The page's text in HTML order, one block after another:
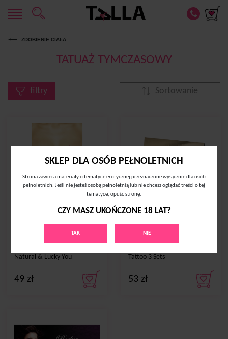
ZDOBIENIE CIAŁA
TATUAŻ TYMCZASOWY
filtry Sortowanie
Natural & Lucky You
49 zł
Tattoo 3 Sets
53 zł
SKLEP DLA OSÓB PEŁNOLETNICH
Strona zawiera materiały o tematyce erotycznej przeznaczone wyłącznie dla osób
pełnoletnich. Jeśli nie jesteś osobą pełnoletnią lub nie chcesz oglądać treści o tej
tematyce, opuść stronę.
CZY MASZ UKOŃCZONE 18 LAT?
TAK NIE